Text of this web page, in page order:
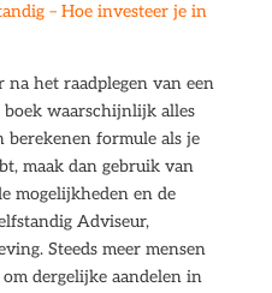
– Hoe investeer je in
na het raadplegen van een
boek waarschijnlijk alles
berekenen formule als je
maak dan gebruik van
mogelijkheden en de
Adviseur,
Steeds meer mensen
dergelijke aandelen in